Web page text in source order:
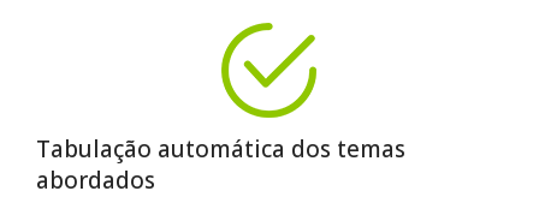
Tabulação automática dos temas
abordados